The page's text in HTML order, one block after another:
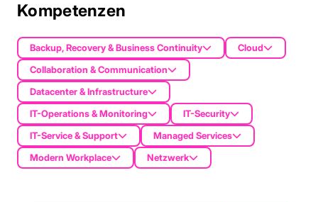
Kompetenzen
Backup, Recovery & Business Continuity
Cloud
Collaboration & Communication
Datacenter & Infrastructure
IT-Operations & Monitoring
IT-Security
IT-Service & Support
Managed Services
Modern Workplace
Netzwerk